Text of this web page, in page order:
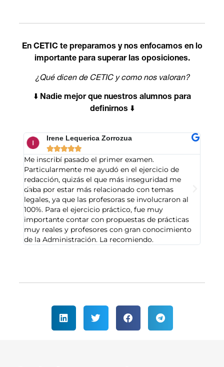
En CETIC te preparamos y nos enfocamos en lo
importante para superar las oposiciones.
¿Qué dicen de CETIC y como nos valoran?
⬇️ Nadie mejor que nuestros alumnos para
definirnos ⬇️
Irene Lequerica Zorrozua

Me inscribí pasado el primer examen.
Particularmente me ayudó en el ejercicio de
redacción, quizás el que más inseguridad me
daba por estar más relacionado con temas
legales, ya que las profesoras se involucraron al
100%. Para el ejercicio práctico, fue muy
importante contar con propuestas de prácticas
muy reales y profesores con gran conocimiento
de la Administración. La recomiendo.